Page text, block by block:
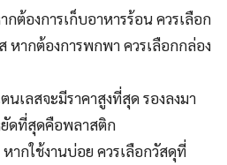
กต้องการเก็บอาหารร้อน ควรเลือก
หากต้องการพกพา ควรเลือกกล่อง
นเลสจะมีราคาสูงที่สุด รองลงมา
ดที่สุดคือพลาสติก
หากใช้งานบ่อย ควรเลือกวัสดุที่